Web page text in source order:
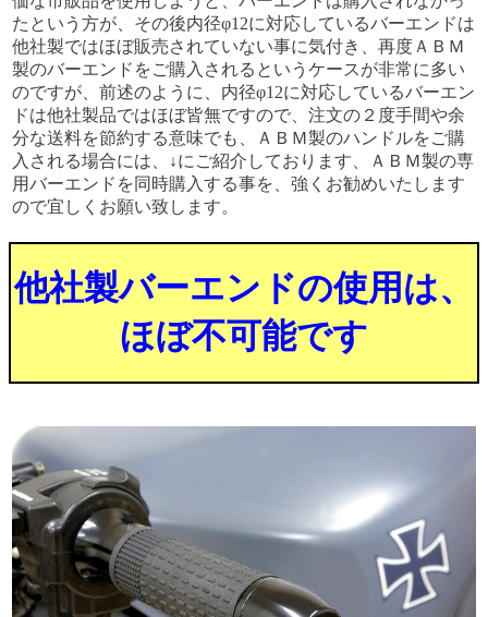
たという方が、その後内径φ12に対応しているバーエンドは
他社製ではほぼ販売されていない事に気付き、再度ＡＢＭ
製のバーエンドをご購入されるというケースが非常に多い
のですが、前述のように、内径φ12に対応しているバーエン
ドは他社製品ではほぼ皆無ですので、注文の２度手間や余
分な送料を節約する意味でも、ＡＢＭ製のハンドルをご購
入される場合には、↓にご紹介しております、ＡＢＭ製の専
用バーエンドを同時購入する事を、強くお勧めいたします
ので宜しくお願い致します。
他社製バーエンドの使用は、
ほぼ不可能です